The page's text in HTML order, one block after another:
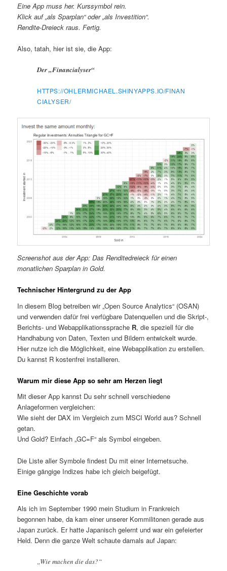
Eine App muss her. Kurssymbol rein.
Klick auf „als Sparplan“ oder „als Investition“.
Rendite-Dreieck raus. Fertig.
Also, tatah, hier ist sie, die App:
Der „Financialyser“
HTTPS://OHLERMICHAEL.SHINYAPPS.IO/FINAN
CIALYSER/
Screenshot aus der App: Das Renditedreieck für einen
monatlichen Sparplan in Gold.
Technischer Hintergrund zu der App
In diesem Blog betreiben wir „Open Source Analytics“ (OSAN)
und verwenden dafür frei verfügbare Datenquellen und die Skript-,
Berichts- und Webapplikationssprache R, die speziell für die
Handhabung von Daten, Texten und Bildern entwickelt wurde.
Hier nutze ich die Möglichkeit, eine Webapplikation zu erstellen.
Du kannst R kostenfrei installieren.
Warum mir diese App so sehr am Herzen liegt
Mit dieser App kannst Du sehr schnell verschiedene
Anlageformen vergleichen:
Wie sieht der DAX im Vergleich zum MSCI World aus? Schnell
getan.
Und Gold? Einfach „GC=F“ als Symbol eingeben.
Die Liste aller Symbole findest Du mit einer Internetsuche.
Einige gängige Indizes habe ich gleich beigefügt.
Eine Geschichte vorab
Als ich im September 1990 mein Studium in Frankreich
begonnen habe, da kam einer unserer Kommilitonen gerade aus
Japan zurück. Er hatte Japanisch gelernt und war ein gefeierter
Held. Denn die ganze Welt schaute damals auf Japan:
„Wie machen die das?“